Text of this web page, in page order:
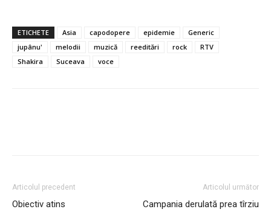
ETICHETE Asia capodopere epidemie
Generic
jupânu'
melodii muzică reeditări rock
RTV
Shakira
Suceava voce
Articolul precedent
Obiectiv atins
Articolul următor
Campania derulată prea tîrziu